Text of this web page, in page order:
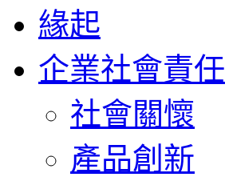
緣起
企業社會責任
社會關懷
產品創新